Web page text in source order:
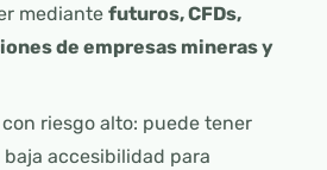
mediante futuros, CFDs,
de empresas mineras y
riesgo alto: puede tener
accesibilidad para